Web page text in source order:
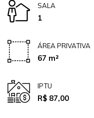
SALA
1
ÁREA PRIVATIVA
67 m²
IPTU
R$ 87,00